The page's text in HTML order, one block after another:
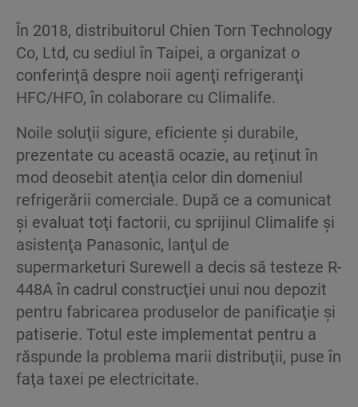
În 2018, distribuitorul Chien Torn Technology
Co, Ltd, cu sediul în Taipei, a organizat o
conferinţă despre noii agenţi refrigeranţi
HFC/HFO, în colaborare cu Climalife.
Noile soluţii sigure, eficiente şi durabile,
prezentate cu această ocazie, au reţinut în
mod deosebit atenţia celor din domeniul
refrigerării comerciale. După ce a comunicat
şi evaluat toţi factorii, cu sprijinul Climalife şi
asistenţa Panasonic, lanţul de
supermarketuri Surewell a decis să testeze R-
448A în cadrul construcţiei unui nou depozit
pentru fabricarea produselor de panificaţie şi
patiserie. Totul este implementat pentru a
răspunde la problema marii distribuţii, puse în
faţa taxei pe electricitate.